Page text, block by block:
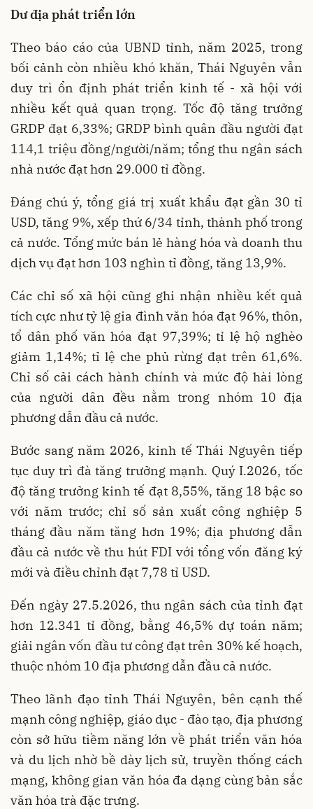
Dư địa phát triển lớn
Theo báo cáo của UBND tỉnh, năm 2025, trong
bối cảnh còn nhiều khó khăn, Thái Nguyên vẫn
duy trì ổn định phát triển kinh tế - xã hội với
nhiều kết quả quan trọng. Tốc độ tăng trưởng
GRDP đạt 6,33%; GRDP bình quân đầu người đạt
114,1 triệu đồng/người/năm; tổng thu ngân sách
nhà nước đạt hơn 29.000 tỉ đồng.
Đáng chú ý, tổng giá trị xuất khẩu đạt gần 30 tỉ
USD, tăng 9%, xếp thứ 6/34 tỉnh, thành phố trong
cả nước. Tổng mức bán lẻ hàng hóa và doanh thu
dịch vụ đạt hơn 103 nghìn tỉ đồng, tăng 13,9%.
Các chỉ số xã hội cũng ghi nhận nhiều kết quả
tích cực như tỷ lệ gia đình văn hóa đạt 96%, thôn,
tổ dân phố văn hóa đạt 97,39%; tỉ lệ hộ nghèo
giảm 1,14%; tỉ lệ che phủ rừng đạt trên 61,6%.
Chỉ số cải cách hành chính và mức độ hài lòng
của người dân đều nằm trong nhóm 10 địa
phương dẫn đầu cả nước.
Bước sang năm 2026, kinh tế Thái Nguyên tiếp
tục duy trì đà tăng trưởng mạnh. Quý I.2026, tốc
độ tăng trưởng kinh tế đạt 8,55%, tăng 18 bậc so
với năm trước; chỉ số sản xuất công nghiệp 5
tháng đầu năm tăng hơn 19%; địa phương dẫn
đầu cả nước về thu hút FDI với tổng vốn đăng ký
mới và điều chỉnh đạt 7,78 tỉ USD.
Đến ngày 27.5.2026, thu ngân sách của tỉnh đạt
hơn 12.341 tỉ đồng, bằng 46,5% dự toán năm;
giải ngân vốn đầu tư công đạt trên 30% kế hoạch,
thuộc nhóm 10 địa phương dẫn đầu cả nước.
Theo lãnh đạo tỉnh Thái Nguyên, bên cạnh thế
mạnh công nghiệp, giáo dục - đào tạo, địa phương
còn sở hữu tiềm năng lớn về phát triển văn hóa
và du lịch nhờ bề dày lịch sử, truyền thống cách
mạng, không gian văn hóa đa dạng cùng bản sắc
văn hóa trà đặc trưng.